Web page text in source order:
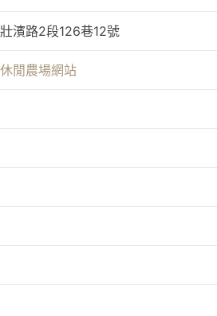
濱路2段126巷12號
閒農場網站